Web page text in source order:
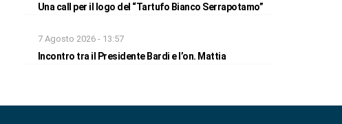
Una call per il logo del “Tartufo Bianco Serrapotamo”
7 Agosto 2026 - 13:57
Incontro tra il Presidente Bardi e l’on. Mattia